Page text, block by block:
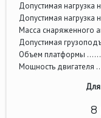
Допустимая
Допустимая
Масса снаряженного
Допустимая
Объем платформы …….
Мощность двигателя
Для
8